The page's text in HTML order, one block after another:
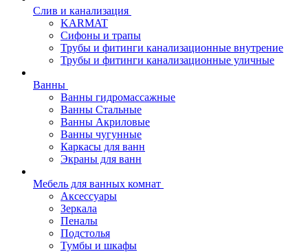
Слив и канализация
KARMAT
Сифоны и трапы
Трубы и фитинги канализационные внутрение
Трубы и фитинги канализационные уличные
Ванны
Ванны гидромассажные
Ванны Стальные
Ванны Акриловые
Ванны чугунные
Каркасы для ванн
Экраны для ванн
Мебель для ванных комнат
Аксессуары
Зеркала
Пеналы
Подстолья
Тумбы и шкафы